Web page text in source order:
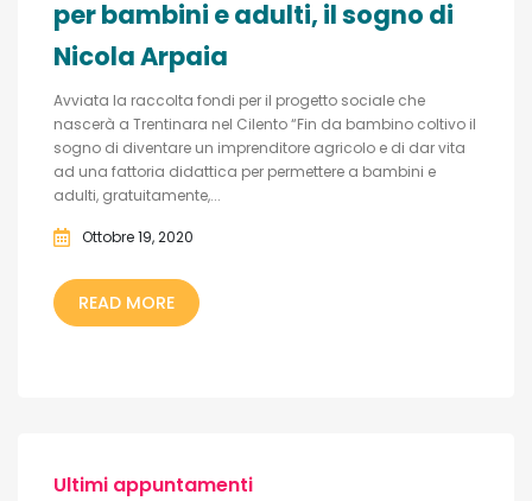
per bambini e adulti, il sogno di
Nicola Arpaia
Avviata la raccolta fondi per il progetto sociale che
nascerà a Trentinara nel Cilento “Fin da bambino coltivo il
sogno di diventare un imprenditore agricolo e di dar vita
ad una fattoria didattica per permettere a bambini e
adulti, gratuitamente,...
Ottobre 19, 2020
READ MORE
Ultimi appuntamenti